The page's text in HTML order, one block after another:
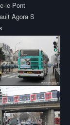
le-Pont
Agora S